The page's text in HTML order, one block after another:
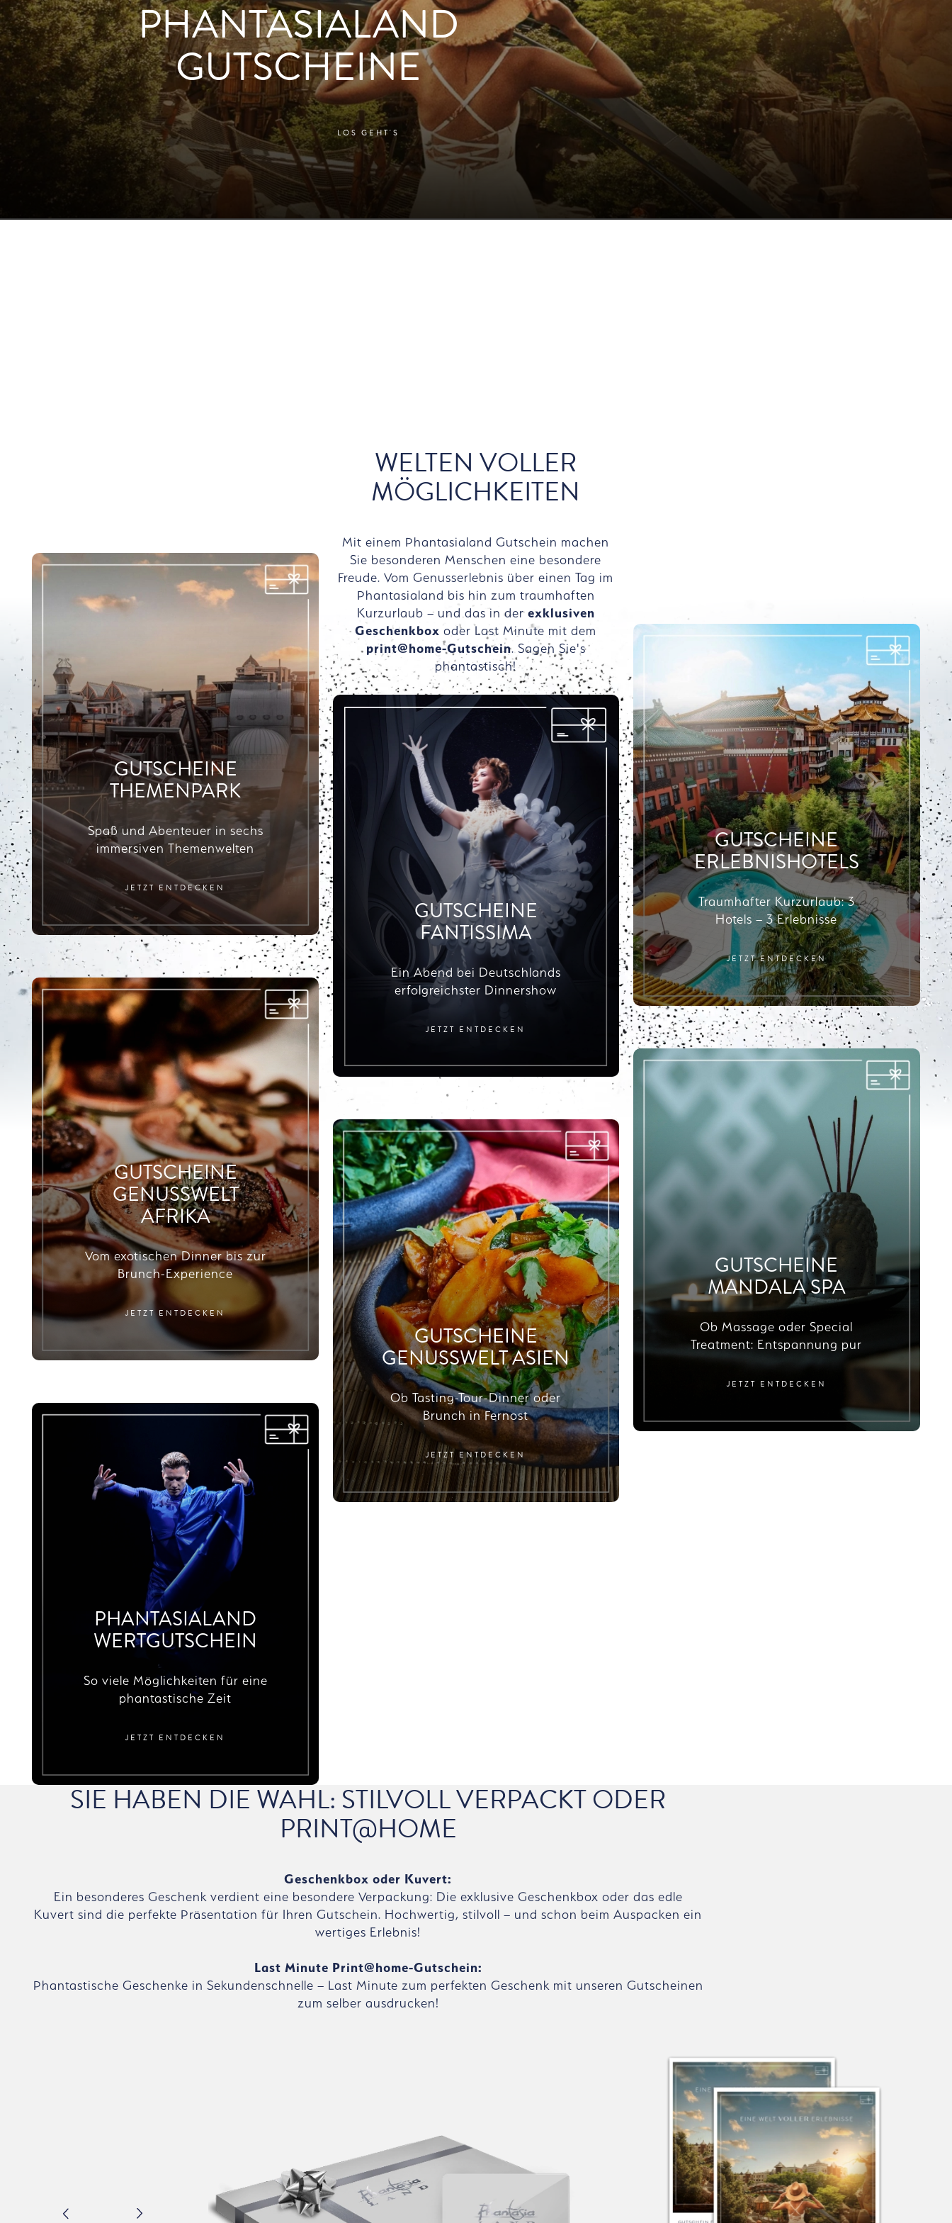
PHANTASIALAND
GUTSCHEINE
LOS GEHT'S
WELTEN VOLLER
MÖGLICHKEITEN
Mit einem Phantasialand Gutschein machen
Sie besonderen Menschen eine besondere
Freude. Vom Genusserlebnis über einen Tag im
Phantasialand bis hin zum traumhaften
Kurzurlaub – und das in derexklusiven
Geschenkboxoder Last Minute mit dem
print@home-Gutschein. Sagen Sie's
phantastisch!
GUTSCHEINE
THEMENPARK
Spaß und Abenteuer in sechs
immersiven Themenwelten
JETZT ENTDECKEN
GUTSCHEINE
FANTISSIMA
Ein Abend bei Deutschlands
erfolgreichster Dinnershow
JETZT ENTDECKEN
GUTSCHEINE
ERLEBNISHOTELS
Traumhafter Kurzurlaub: 3
Hotels – 3 Erlebnisse
JETZT ENTDECKEN
GUTSCHEINE
GENUSSWELT
AFRIKA
Vom exotischen Dinner bis zur
Brunch-Experience
JETZT ENTDECKEN
GUTSCHEINE
GENUSSWELT ASIEN
Ob Tasting-Tour-Dinner oder
Brunch in Fernost
JETZT ENTDECKEN
GUTSCHEINE
MANDALA SPA
Ob Massage oder Special
Treatment: Entspannung pur
JETZT ENTDECKEN
PHANTASIALAND
WERTGUTSCHEIN
So viele Möglichkeiten für eine
phantastische Zeit
JETZT ENTDECKEN
SIE HABEN DIE WAHL: STILVOLL VERPACKT ODER
PRINT@HOME
Geschenkbox oder Kuvert:
Ein besonderes Geschenk verdient eine besondere Verpackung: Die exklusive Geschenkbox oder das edle
Kuvert sind die perfekte Präsentation für Ihren Gutschein. Hochwertig, stilvoll – und schon beim Auspacken ein
wertiges Erlebnis!
Last Minute Print@home-Gutschein:
Phantastische Geschenke in Sekundenschnelle – Last Minute zum perfekten Geschenk mit unseren Gutscheinen
zum selber ausdrucken!